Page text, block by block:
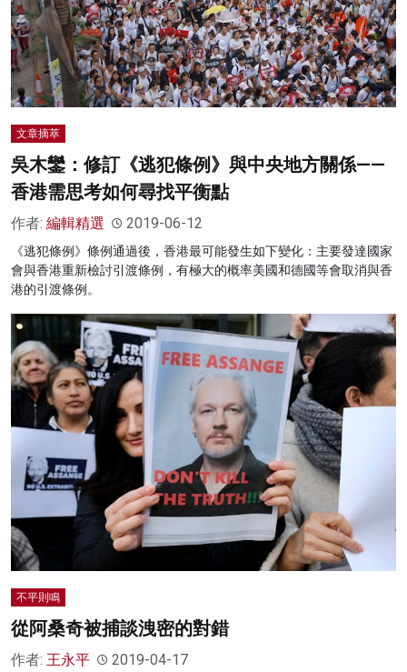
文章摘萃
吳木鑾：修訂《逃犯條例》與中央地方關係——
香港需思考如何尋找平衡點
作者: 編輯精選 2019-06-12
《逃犯條例》條例通過後，香港最可能發生如下變化：主要發達國家
會與香港重新檢討引渡條例，有極大的概率美國和德國等會取消與香
港的引渡條例。
不平則鳴
從阿桑奇被捕談洩密的對錯
作者: 王永平 2019-04-17